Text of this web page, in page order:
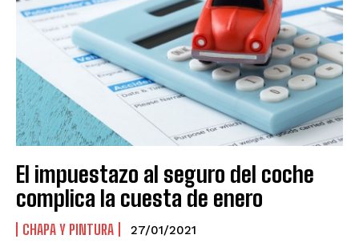
El impuestazo al seguro del coche
complica la cuesta de enero
CHAPA Y PINTURA 27/01/2021